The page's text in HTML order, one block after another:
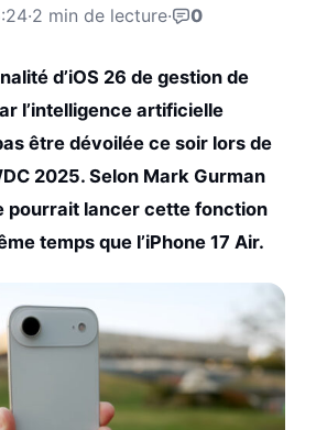
·2 min de lecture· 0
d’iOS 26 de gestion de
l’intelligence artificielle
être dévoilée ce soir lors de
2025. Selon Mark Gurman
pourrait lancer cette fonction
temps que l’iPhone 17 Air.